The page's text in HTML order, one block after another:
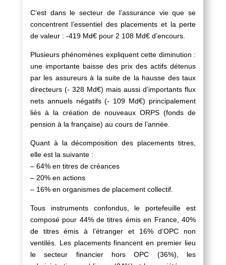
C’est dans le secteur de l’assurance vie que se
concentrent l’essentiel des placements et la perte
de valeur : -419 Md€ pour 2 108 Md€ d’encours.
Plusieurs phénomènes expliquent cette diminution :
une importante baisse des prix des actifs détenus
par les assureurs à la suite de la hausse des taux
directeurs (- 328 Md€) mais aussi d’importants flux
nets annuels négatifs (- 109 Md€) principalement
liés à la création de nouveaux ORPS (fonds de
pension à la française) au cours de l’année.
Quant à la décomposition des placements titres,
elle est la suivante :
– 64% en titres de créances
– 20% en actions
– 16% en organismes de placement collectif.
Tous instruments confondus, le portefeuille est
composé pour 44% de titres émis en France, 40%
de titres émis à l’étranger et 16% d’OPC non
ventilés. Les placements financent en premier lieu
le secteur financier hors OPC (36%), les